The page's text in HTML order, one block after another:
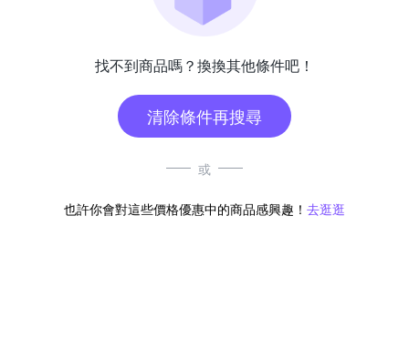
找不到商品嗎？換換其他條件吧！
清除條件再搜尋
或
也許你會對這些價格優惠中的商品感興趣！ 去逛逛